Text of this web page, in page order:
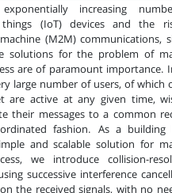
increasing
things (IoT) devices and the
(M2M) communications,
solutions for the problem of
are of paramount importance.
large number of users, of which
are active at any given time,
their messages to a common
fashion. As a building
and scalable solution for
we introduce collision-
successive interference
the received signals, with no